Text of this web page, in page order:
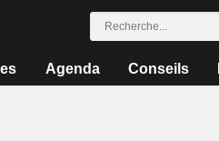
Agenda Conseils